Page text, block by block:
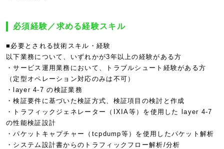
必須経験／求める経験スキル
■必要とされる技術スキル・経験
以下業務について、いずれかが3年以上の経験がある方
・サービス運用業務において、トラブルシュート経験がある方
（定型オペレーション対応のみは不可）
・layer 4-7 の検証業務
・検証要件に基づいた検証方式、検証項目の検討と作成
・トラフィックジェネレーター（IXIA等）を使用した layer 4-7
の性能検証設計
・パケットキャプチャー（tcpdump等）を使用したパケット解析
・システム設計書からのトラフィックフロー解析/分析